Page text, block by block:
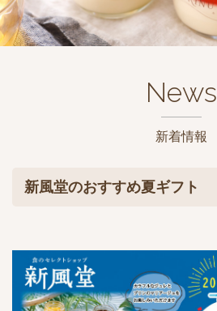
News
新着情報
新風堂のおすすめ夏ギフト